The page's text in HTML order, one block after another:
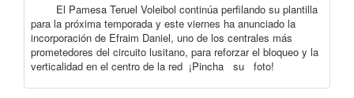
El Pamesa Teruel Voleibol continúa perfilando su plantilla
para la próxima temporada y este viernes ha anunciado la
incorporación de Efraim Daniel, uno de los centrales más
prometedores del circuito lusitano, para reforzar el bloqueo y la
verticalidad en el centro de la red ¡Pincha su foto!